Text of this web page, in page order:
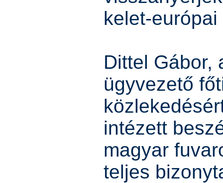
kelet-
Dittel Gábor,
ügyvezető
intézett
magyar
teljes